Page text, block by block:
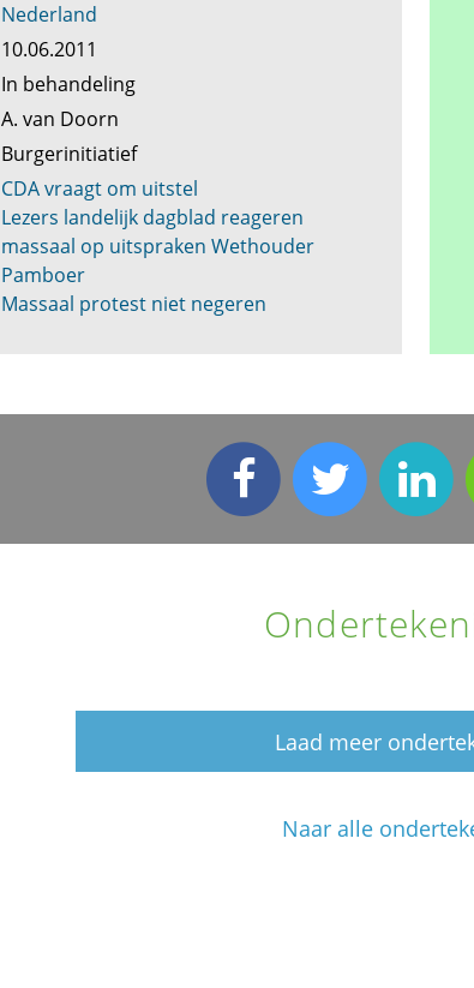
Nederland
10.06.2011
In behandeling
A. van Doorn
Burgerinitiatief
CDA vraagt om uitstel
Lezers landelijk dagblad reageren
massaal op uitspraken Wethouder
Pamboer
Massaal protest niet negeren
Laad meer
Naar alle